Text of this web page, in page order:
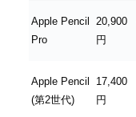
Apple Pencil
Pro
20,900
円
Apple Pencil
(第2世代)
17,400
円